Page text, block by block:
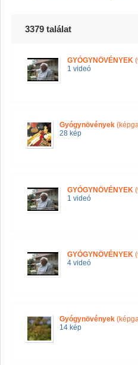
3379 találat
GYÓGYNÖVÉNYEK
1 videó
Gyógynövények
28 kép
GYÓGYNÖVÉNYEK
1 videó
GYÓGYNÖVÉNYEK
4 videó
Gyógynövények
14 kép